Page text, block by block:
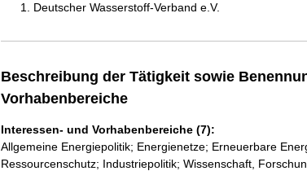
Deutscher Wasserstoff-Verband e.V.
Beschreibung der Tätigkeit sowie
Vorhabenbereiche
Interessen- und Vorhabenbereiche (7):
Allgemeine Energiepolitik; Energienetze; Erneuerbare
Ressourcenschutz; Industriepolitik; Wissenschaft,